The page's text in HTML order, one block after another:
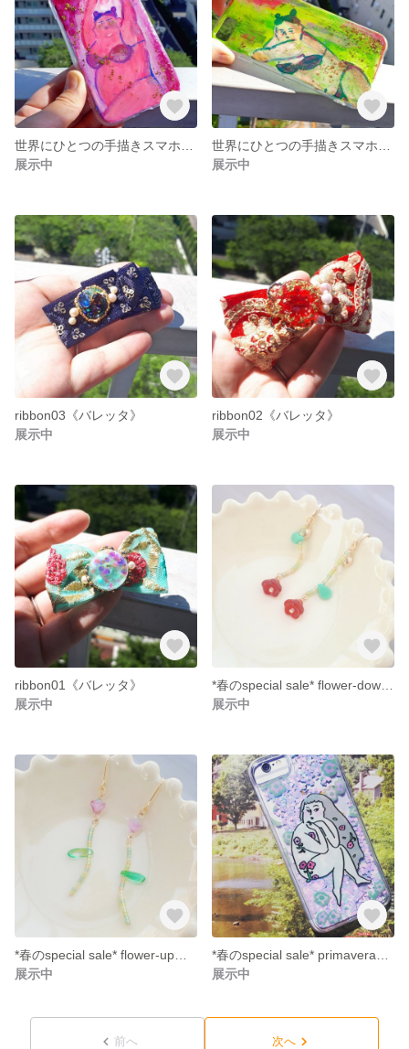
展示中
展示中
ribbon03《バレッタ》
展示中
ribbon02《バレッタ》
展示中
ribbon01《バレッタ》
展示中
展示中
展示中
展示中
前へ 次へ